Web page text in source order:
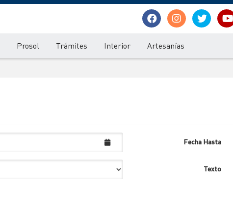
Prosol Trámites Interior Artesanías
Fecha Hasta
Texto